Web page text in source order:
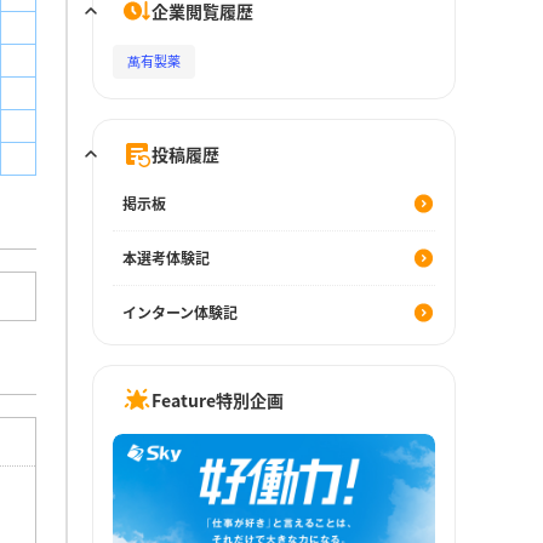
企業閲覧履歴
萬有製薬
投稿履歴
掲示板
本選考体験記
インターン体験記
Feature特別企画